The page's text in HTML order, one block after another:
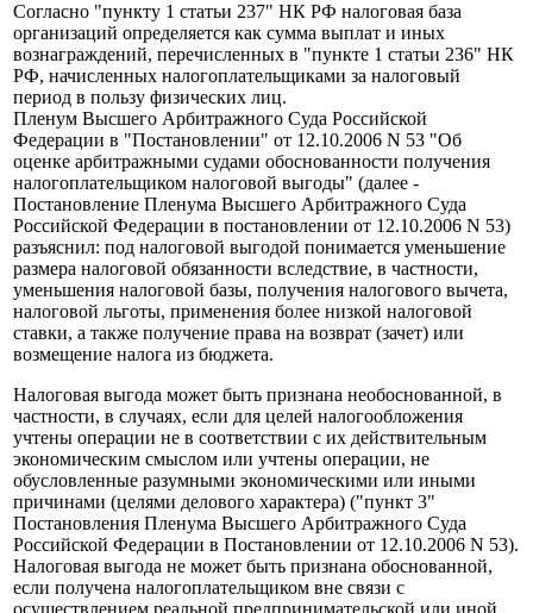
Согласно "пункту 1 статьи 237" НК РФ налоговая база
организаций определяется как сумма выплат и иных
вознаграждений, перечисленных в "пункте 1 статьи 236" НК
РФ, начисленных налогоплательщиками за налоговый
период в пользу физических лиц.
Пленум Высшего Арбитражного Суда Российской
Федерации в "Постановлении" от 12.10.2006 N 53 "Об
оценке арбитражными судами обоснованности получения
налогоплательщиком налоговой выгоды" (далее -
Постановление Пленума Высшего Арбитражного Суда
Российской Федерации в постановлении от 12.10.2006 N 53)
разъяснил: под налоговой выгодой понимается уменьшение
размера налоговой обязанности вследствие, в частности,
уменьшения налоговой базы, получения налогового вычета,
налоговой льготы, применения более низкой налоговой
ставки, а также получение права на возврат (зачет) или
возмещение налога из бюджета.
Налоговая выгода может быть признана необоснованной, в
частности, в случаях, если для целей налогообложения
учтены операции не в соответствии с их действительным
экономическим смыслом или учтены операции, не
обусловленные разумными экономическими или иными
причинами (целями делового характера) ("пункт 3"
Постановления Пленума Высшего Арбитражного Суда
Российской Федерации в Постановлении от 12.10.2006 N 53).
Налоговая выгода не может быть признана обоснованной,
если получена налогоплательщиком вне связи с
осуществлением реальной предпринимательской или иной